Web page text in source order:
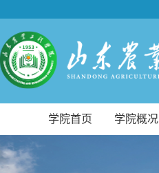
学院首页 学院概况